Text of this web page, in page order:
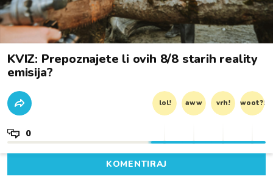
KVIZ: Prepoznajete li ovih 8/8 starih reality
emisija?
lol! aww vrh! woot?!
0
KOMENTIRAJ